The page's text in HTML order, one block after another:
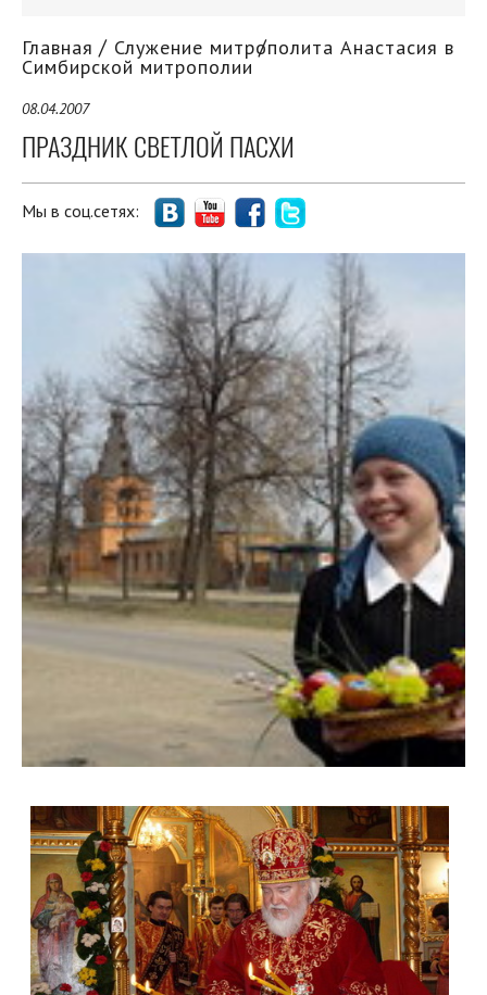
Главная Служение митрополита Анастасия в
Симбирской митрополии
08.04.2007
ПРАЗДНИК СВЕТЛОЙ ПАСХИ
Мы в соц.сетях: